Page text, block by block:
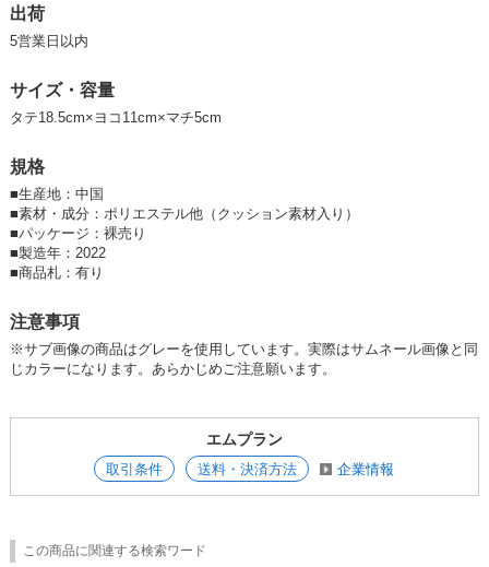
・化粧ポーチとしても使用可能
・クッション素材入りなのでスマートフォンやモバイルバッテリーなどを
・ペンの出し入れがしやすいタテ型です
就職活動や資格試験などで様々な文具小物の持ち歩きでも活躍します。
※どの外装色の裏地もカラーは共通ブラックになります
※ペンケース ボックス・タテ エレガントのカラーは、
ジュ・グレー・
【入学】【新学期】
出荷
5営業日以内
サイズ・容量
タテ18.5cm×ヨコ11cm×マチ5cm
規格
■生産地：中国
■素材・成分：ポリエステル他（クッション素材入り）
■パッケージ：裸売り
■製造年：2022
■商品札：有り
注意事項
※サブ画像の商品はグレーを使用しています。実際はサムネール画像と同
じカラーになります。あらかじめご注意願います。
エムプラン
取引条件 送料・決済方法 企業情報
この商品に関連する検索ワード